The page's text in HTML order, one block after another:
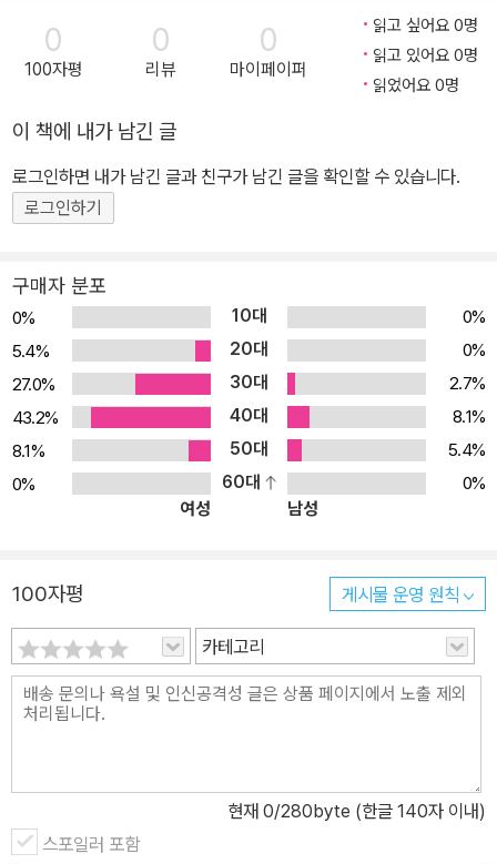
0
100자평
0
리뷰
0
마이페이퍼
읽고 싶어요 0명
읽고 있어요 0명
읽었어요 0명
이 책에 내가 남긴 글
로그인하면 내가 남긴 글과 친구가 남긴 글을 확인할 수 있습니다.
로그인하기
구매자 분포
0% 10대
0%
5.4%
20대
0%
27.0%
30대
2.7%
43.2%
40대
8.1%
8.1%
50대
5.4%
0%
60대
0%
여성
남성
100자평 게시물 운영 원칙
카테고리
현재 0/280byte (한글 140자 이내)
스포일러 포함